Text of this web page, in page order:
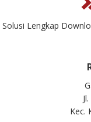
Solusi Lengkap
Kec.